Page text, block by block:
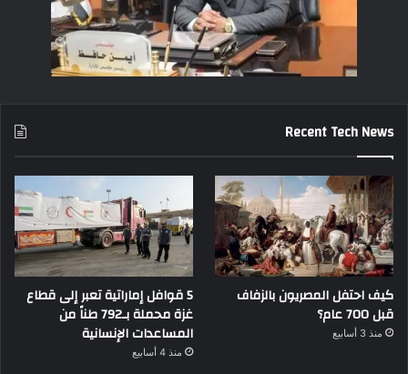
Recent Tech News
كيف احتفل المصريون بالزفاف
قبل 700 عام؟
منذ 3 أسابيع
5 قوافل إماراتية تعبر إلى قطاع
غزة محملة بـ792 طناً من
المساعدات الإنسانية
منذ 4 أسابيع